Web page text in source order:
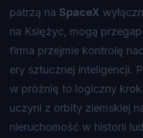
patrzą na SpaceX
na Księżyc, mogą
firma przejmie kontrolę
ery sztucznej inteligencji.
w próżnię to logiczny
uczyni z orbity ziemskiej
nieruchomość w historii